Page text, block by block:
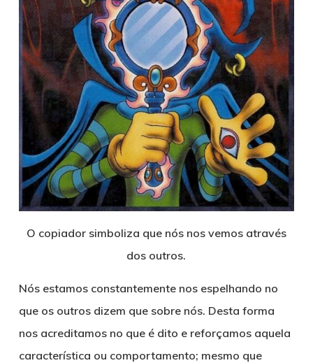
O copiadorsimboliza que nós nos vemos através
dos outros.
Nós estamos constantemente nos espelhando no
que os outros dizem que sobre nós. Desta forma
nos acreditamos no que é dito e reforçamos aquela
característica ou comportamento; mesmo que